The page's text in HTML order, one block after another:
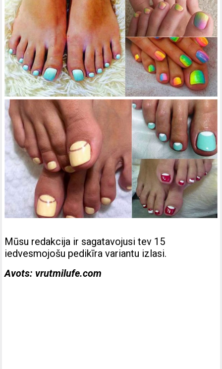
Mūsu redakcija ir sagatavojusi tev 15
iedvesmojošu pedikīra variantu izlasi.
Avots: vrutmilufe.com